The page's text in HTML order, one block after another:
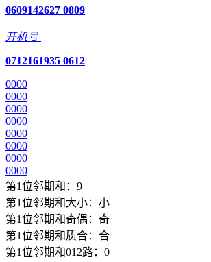
0609142627 0809
开机号
0712161935 0612
0000
0000
0000
0000
0000
0000
0000
0000
第1位邻期和：9
第1位邻期和大小：小
第1位邻期和奇偶：奇
第1位邻期和质合：合
第1位邻期和012路：0